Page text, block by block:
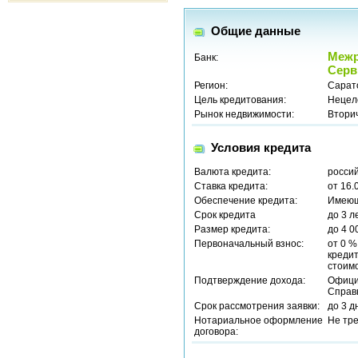
Общие данные
Банк:
Регион:
Цель кредитования:
Рынок недвижимости:
Условия кредита
Валюта кредита:
Ставка кредита:
от
Обеспечение кредита:
Срок кредита
до 3
Размер кредита:
до 4
Первоначальный взнос:
от 0 %
Подтверждение дохода:
Срок рассмотрения заявки:
до 3
Нотариальное оформление
договора:
Не